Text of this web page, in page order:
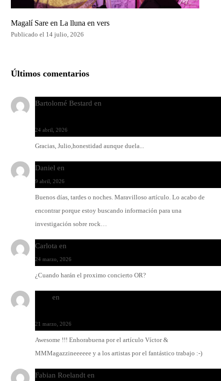
Magalí Sare en La lluna en vers
Publicado el 14 julio, 2026
Últimos comentarios
Bartolomé Bestard en
24 abril, 2026
Gracias, Julio,honestidad aunque duela...
Daniel en
9 abril, 2026
Buenos días, tardes o noches. Maravilloso artículo. Lo acabo de
encontrar porque estoy buscando información para una
investigación sobre rock…
Carlota en
24 marzo, 2026
¿Cuando harán el proximo concierto OR?
en
21 marzo, 2026
Awesome !!! Enhorabuena por el artículo Víctor &
MMMagazzineeeeee y a los artistas por el fantástico trabajo :-)
Fabian Roelandt en